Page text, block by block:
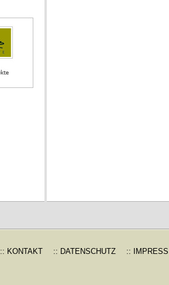
:: KONTAKT :: DATENSCHUTZ ::